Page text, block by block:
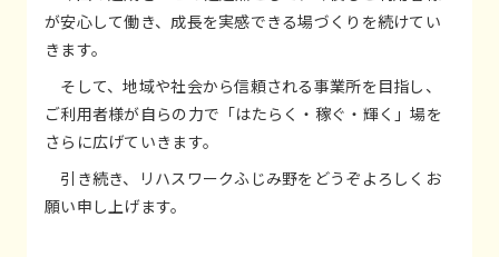
が安心して働き、成長を実感できる場づくりを続けてい
きます。
そして、地域や社会から信頼される事業所を目指し、
ご利用者様が自らの力で「はたらく・稼ぐ・輝く」場を
さらに広げていきます。
引き続き、リハスワークふじみ野をどうぞよろしくお
願い申し上げます。